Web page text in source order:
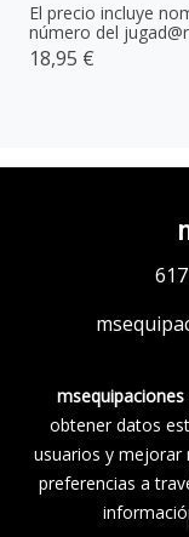
El precio incluye
número del jugad@r
18,95 €
msequipaciones
obtener datos
usuarios y mejorar
preferencias a